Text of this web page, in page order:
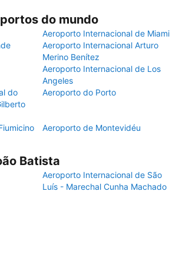
do mundo
Aeroporto Internacional de Miami
Aeroporto Internacional Arturo
Merino Benítez
Aeroporto Internacional de Los
Angeles
do
Aeroporto do Porto
Aeroporto de Montevidéu
Batista
Aeroporto Internacional de São
Luís - Marechal Cunha Machado